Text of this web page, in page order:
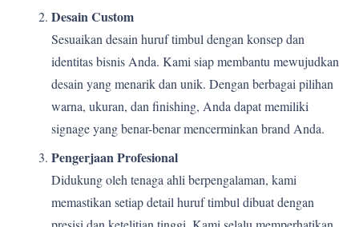
Desain Custom
Sesuaikan desain huruf timbul dengan konsep dan
identitas bisnis Anda. Kami siap membantu mewujudkan
desain yang menarik dan unik. Dengan berbagai pilihan
warna, ukuran, dan finishing, Anda dapat memiliki
signage yang benar-benar mencerminkan brand Anda.
Pengerjaan Profesional
Didukung oleh tenaga ahli berpengalaman, kami
memastikan setiap detail huruf timbul dibuat dengan